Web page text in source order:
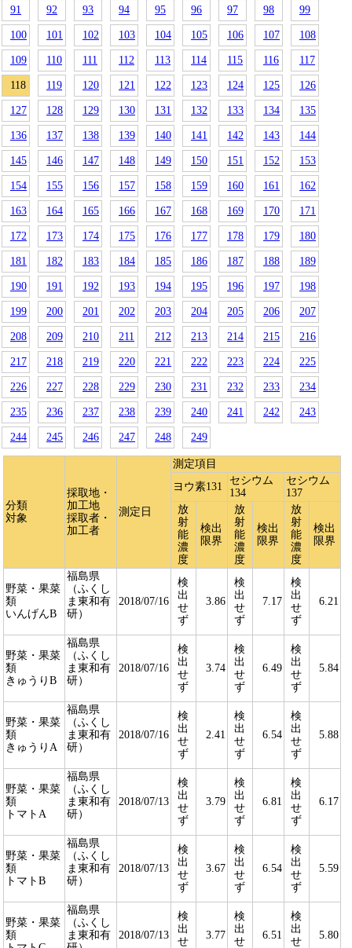
91 92 93 94 95 96 97 98 99
100 101 102 103 104 105 106 107 108
109 110 111 112 113 114 115 116 117
118 119 120 121 122 123 124 125 126
127 128 129 130 131 132 133 134 135
136 137 138 139 140 141 142 143 144
145 146 147 148 149 150 151 152 153
154 155 156 157 158 159 160 161 162
163 164 165 166 167 168 169 170 171
172 173 174 175 176 177 178 179 180
181 182 183 184 185 186 187 188 189
190 191 192 193 194 195 196 197 198
199 200 201 202 203 204 205 206 207
208 209 210 211 212 213 214 215 216
217 218 219 220 221 222 223 224 225
226 227 228 229 230 231 232 233 234
235 236 237 238 239 240 241 242 243
244 245 246 247 248 249
分類
対象
採取地・
加工地
採取者・
加工者
測定日
測定項目
ヨウ素131
セシウム
134
セシウム
137
放
射
能
濃
度
検出
限界
放
射
能
濃
度
検出
限界
放
射
能
濃
度
検出
限界
野菜・果菜
類
いんげんB
福島県
（ふくし
ま東和有
研）
2018/07/16
検
出
せ
ず
3.86
検
出
せ
ず
7.17
検
出
せ
ず
6.21
野菜・果菜
類
きゅうりB
福島県
（ふくし
ま東和有
研）
2018/07/16
検
出
せ
ず
3.74
検
出
せ
ず
6.49
検
出
せ
ず
5.84
野菜・果菜
類
きゅうりA
福島県
（ふくし
ま東和有
研）
2018/07/16
検
出
せ
ず
2.41
検
出
せ
ず
6.54
検
出
せ
ず
5.88
野菜・果菜
類
トマトA
福島県
（ふくし
ま東和有
研）
2018/07/13
検
出
せ
ず
3.79
検
出
せ
ず
6.81
検
出
せ
ず
6.17
野菜・果菜
類
トマトB
福島県
（ふくし
ま東和有
研）
2018/07/13
検
出
せ
ず
3.67
検
出
せ
ず
6.54
検
出
せ
ず
5.59
野菜・果菜
類
福島県
（ふくし
ま東和有
2018/07/13
検
出
せ
3.77
検
出
せ
6.51
検
出
せ
5.80